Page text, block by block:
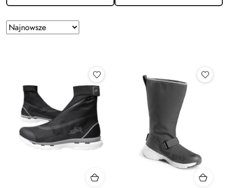
Zastosowano
sortowanie:
Sortuj
według